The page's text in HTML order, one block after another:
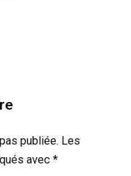
publiée. Les
avec *